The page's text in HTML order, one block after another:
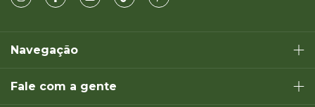
Navegação
Fale com a gente